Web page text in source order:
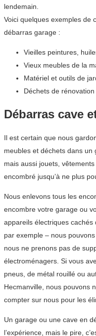
lendemain.
Voici quelques exemples de
débarras garage :
Vieilles peintures,
Vieux meubles de la
Matériel et outils de
Déchets de
Débarras cave
Il est certain que nous
meubles et déchets dans un
mais aussi jouets,
encombré jusqu’à ne plus
Nous enlevons tous les
encombre votre garage ou
appareils électriques
par exemple – nous
nous ne prenons pas de
électroménagers. Si vous
pneus, de métal rouillé ou
Hecmanville, nous pouvons
compter sur nous pour les
Un garage ou une cave en
l’expérience, mais le pire,